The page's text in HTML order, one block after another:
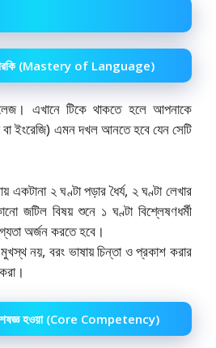
(Mastery of Language)
এখানে টিকে থাকতে হলে আপনাকে
বা ইংরেজি) এমন দখল আনতে হবে যেন সেটি
একটানা ২ ঘণ্টা পড়ার ধৈর্য, ২ ঘণ্টা লেখার
জটিল বিষয় শুনে ১ ঘণ্টা বিশ্লেষণধর্মী
অর্জন করতে হবে।
নয়, বরং ভাষায় চিন্তা ও প্রকাশ করার
হওয়া (Core Competency)